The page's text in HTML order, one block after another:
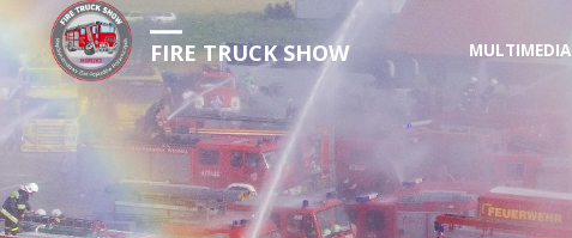
FIRE TRUCK SHOW
do
MULTIMEDIA